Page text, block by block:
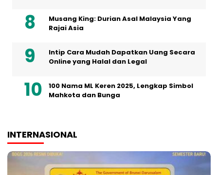
Musang King: Durian Asal Malaysia Yang
Rajai Asia
Intip Cara Mudah Dapatkan Uang Secara
Online yang Halal dan Legal
100 Nama ML Keren 2025, Lengkap Simbol
Mahkota dan Bunga
INTERNASIONAL